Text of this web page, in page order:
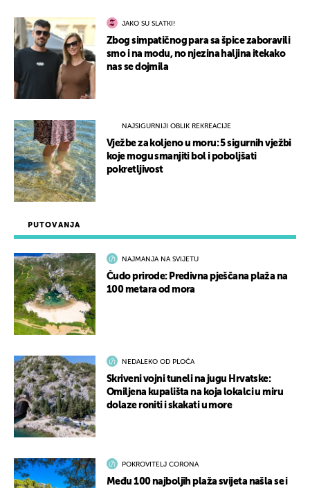
PUTOVANJA
NAJMANJA NA SVIJETU
Čudo prirode: Predivna pješčana plaža na
100 metara od mora
NEDALEKO OD PLOČA
Skriveni vojni tuneli na jugu Hrvatske:
Omiljena kupališta na koja lokalci u miru
dolaze roniti i skakati u more
POKROVITELJ CORONA
Među 100 najboljih plaža svijeta našla se i
JAKO SU SLATKI!
Zbog simpatičnog para sa špice zaboravili
smo i na modu, no njezina haljina itekako
nas se dojmila
NAJSIGURNIJI OBLIK REKREACIJE
Vježbe za koljeno u moru: 5 sigurnih vježbi
koje mogu smanjiti bol i poboljšati
pokretljivost